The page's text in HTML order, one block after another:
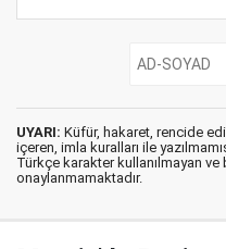
UYARI: Küfür, hakaret, rencide
içeren, imla kuralları ile
Türkçe karakter kullanılmayan ve
onaylanmamaktadır.